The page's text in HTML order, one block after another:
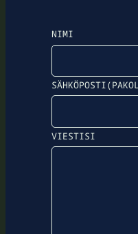
NIMI
SÄHKÖPOSTI
VIESTISI